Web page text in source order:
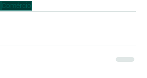
Comércio